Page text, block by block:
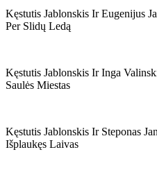
Kęstutis Jablonskis Ir Eugenijus
Per Slidų Ledą
Kęstutis Jablonskis Ir Inga
Saulės Miestas
Kęstutis Jablonskis Ir Steponas
Išplaukęs Laivas